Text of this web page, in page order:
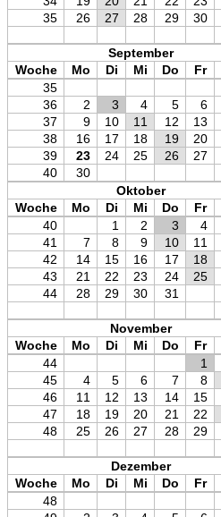
35
26 27 28 29 30
September
Woche
Mo Di Mi Do Fr
35
36
2 3 4 5 6
37
9 10 11 12 13
38
16 17 18 19 20
39
23 24 25 26 27
40
30
Oktober
Woche
Mo Di Mi Do Fr
40
1 2 3 4
41
7 8 9 10 11
42
14 15 16 17 18
43
21 22 23 24 25
44
28 29 30 31
November
Woche
Mo Di Mi Do Fr
44
1
45
4 5 6 7 8
46
11 12 13 14 15
47
18 19 20 21 22
48
25 26 27 28 29
Dezember
Woche
Mo Di Mi Do Fr
48